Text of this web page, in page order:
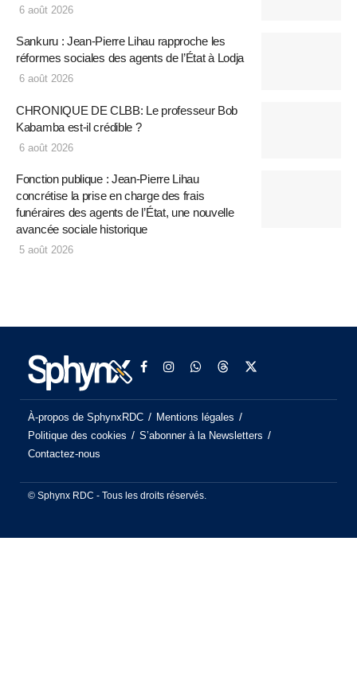
6 août 2026
Sankuru : Jean-Pierre Lihau rapproche les
réformes sociales des agents de l’État à Lodja
6 août 2026
CHRONIQUE DE CLBB: Le professeur Bob
Kabamba est-il crédible ?
6 août 2026
Fonction publique : Jean-Pierre Lihau
concrétise la prise en charge des frais
funéraires des agents de l’État, une nouvelle
avancée sociale historique
5 août 2026
À-propos de SphynxRDC
Mentions légales
Politique des cookies
S’abonner à la Newsletters
Contactez-nous
© Sphynx RDC - Tous les droits réservés.